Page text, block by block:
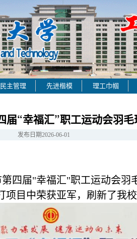
民主管理 先进楷模 理工巾帼
届“幸福汇”职工运动会羽
发布日期2026-06-01
四届"幸福汇"职工运动会羽
目中荣获亚军，刷新了我